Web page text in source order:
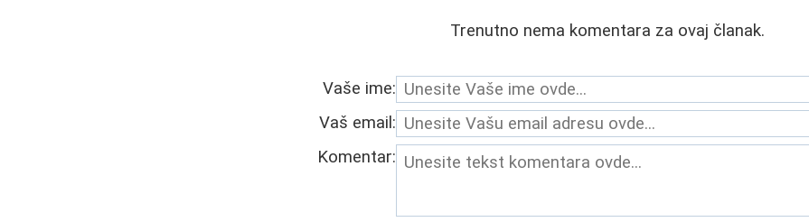
Trenutno nema komentara za ovaj članak.
Vaše ime:
Vaš email:
Komentar: